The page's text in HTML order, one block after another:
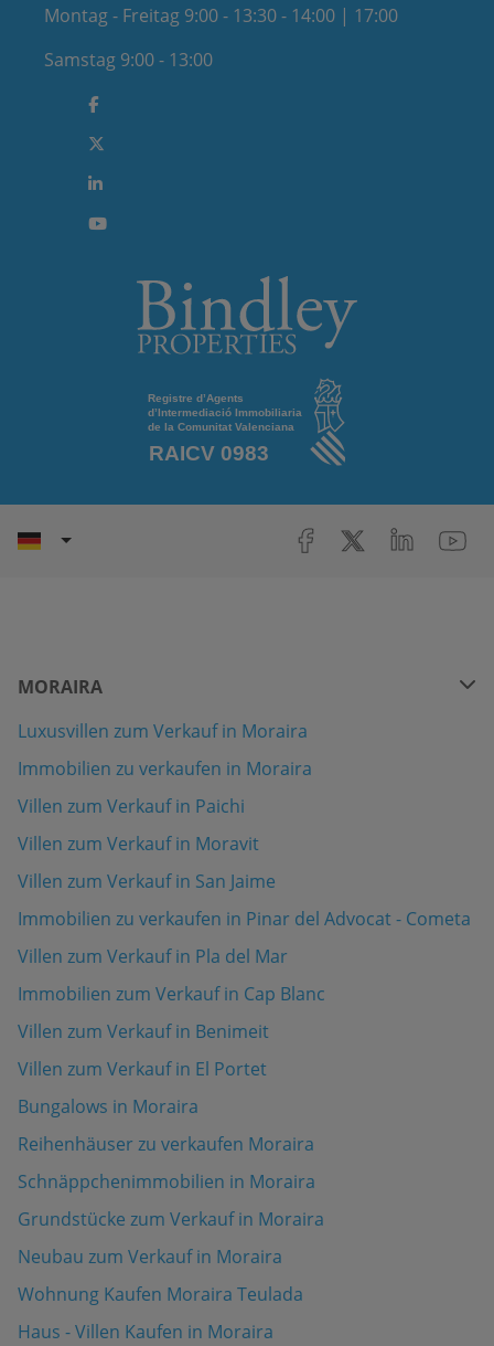
Montag - Freitag 9:00 - 13:30 - 14:00 | 17:00
Samstag 9:00 - 13:00
MORAIRA
Luxusvillen zum Verkauf in Moraira
Immobilien zu verkaufen in Moraira
Villen zum Verkauf in Paichi
Villen zum Verkauf in Moravit
Villen zum Verkauf in San Jaime
Immobilien zu verkaufen in Pinar del Advocat - Cometa
Villen zum Verkauf in Pla del Mar
Immobilien zum Verkauf in Cap Blanc
Villen zum Verkauf in Benimeit
Villen zum Verkauf in El Portet
Bungalows in Moraira
Reihenhäuser zu verkaufen Moraira
Schnäppchenimmobilien in Moraira
Grundstücke zum Verkauf in Moraira
Neubau zum Verkauf in Moraira
Wohnung Kaufen Moraira Teulada
Haus - Villen Kaufen in Moraira